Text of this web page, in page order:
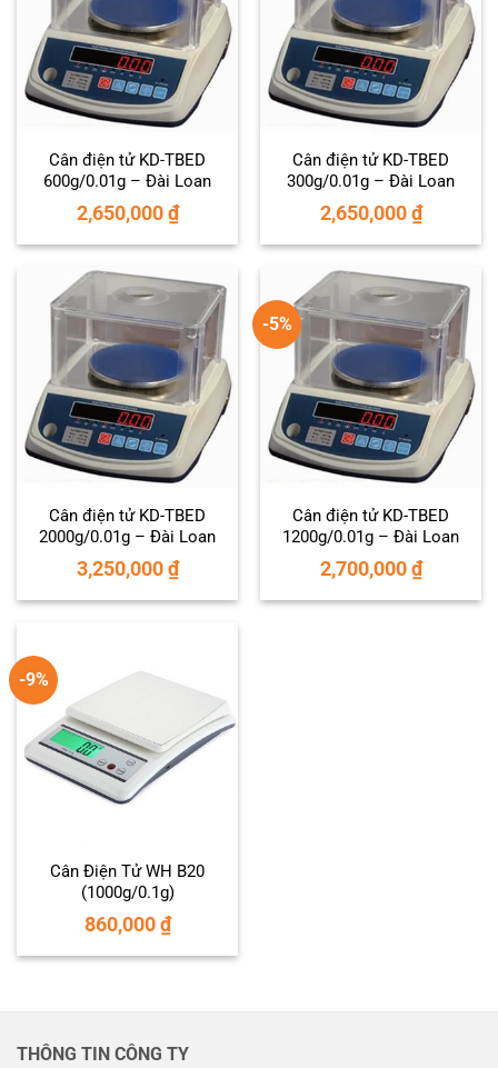
Cân điện tử KD-TBED
600g/0.01g – Đài Loan
2,650,000₫
Cân điện tử KD-TBED
300g/0.01g – Đài Loan
2,650,000₫
Cân điện tử KD-TBED
2000g/0.01g – Đài Loan
3,250,000₫
-5%
Cân điện tử KD-TBED
1200g/0.01g – Đài Loan
2,700,000₫
-9%
Cân Điện Tử WH B20
(1000g/0.1g)
860,000₫
THÔNG TIN CÔNG TY